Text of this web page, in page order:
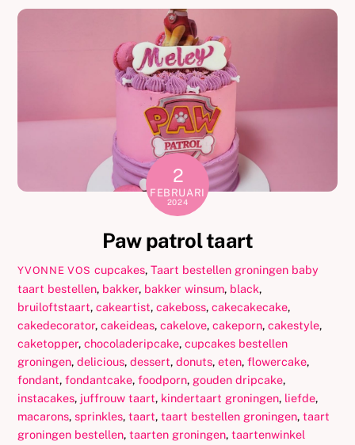
2
FEBRUARI
2024
Paw patrol taart
YVONNE VOS cupcakes, Taart bestellen groningen baby
taart bestellen, bakker, bakker winsum, black,
bruiloftstaart,cakeartist,cakeboss,cakecakecake,
cakedecorator,cakeideas,cakelove,cakeporn,cakestyle,
caketopper,chocoladeripcake,cupcakes bestellen
groningen,delicious,dessert,donuts,eten,flowercake,
fondant,fondantcake,foodporn, gouden dripcake,
instacakes, juffrouw taart, kindertaart groningen, liefde,
macarons,sprinkles,taart,taart bestellen groningen,taart
groningen bestellen,taarten groningen,taartenwinkel